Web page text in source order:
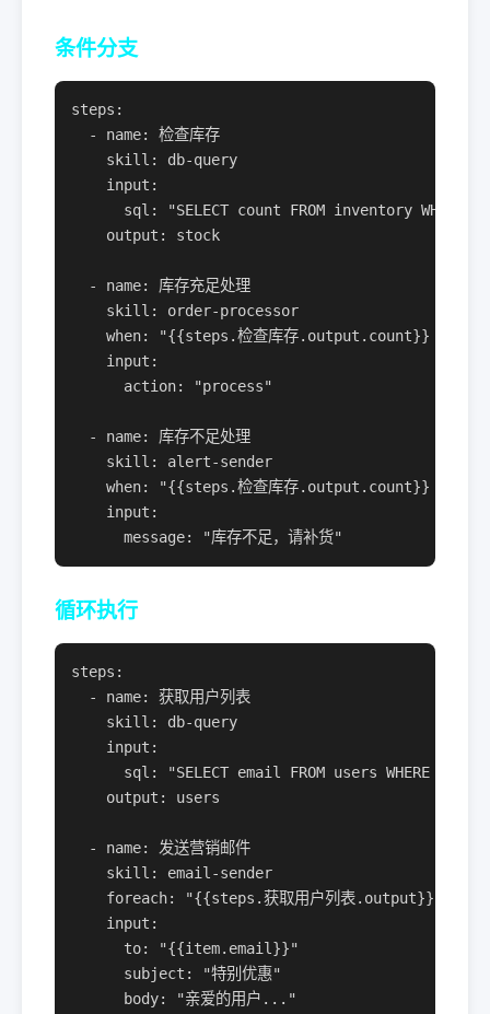
条件分支
steps:
  - name: 检查库存
    skill: db-query
    input:
sql: "SELECT count FROM inventory WHERE
    output: stock
  - name: 库存充足处理
    skill: order-processor
    when: "{{steps.检查库存.output.count}} > 10"
    input:
      action: "process"
  - name: 库存不足处理
    skill: alert-sender
    when: "{{steps.检查库存.output.count}} <= 10"
    input:
      message: "库存不足，请补货"
循环执行
steps:
  - name: 获取用户列表
    skill: db-query
    input:
sql: "SELECT email FROM users WHERE
    output: users
  - name: 发送营销邮件
    skill: email-sender
    foreach: "{{steps.获取用户列表.output}}"
    input:
      to: "{{item.email}}"
      subject: "特别优惠"
      body: "亲爱的用户..."